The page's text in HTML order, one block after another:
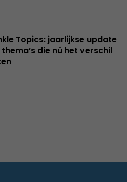
Topics: jaarlijkse update
die nú het verschil